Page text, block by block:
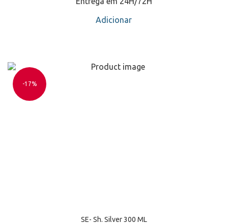
Adicionar
-17%
SE- Sh. Silver 300 ML